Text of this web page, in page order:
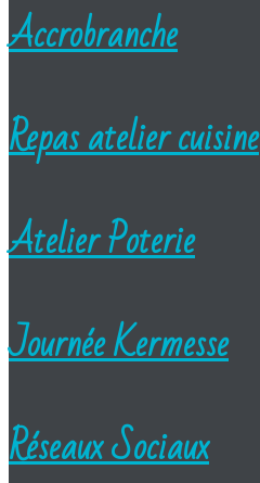
Accrobranche
Repas atelier cuisine
Atelier Poterie
Journée Kermesse
Réseaux Sociaux